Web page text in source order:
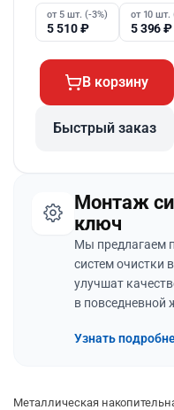
от 5 шт. (-3%)
5 510₽
от 10 шт.
5 396₽
В корзину
Быстрый заказ
Монтаж
ключ
Мы предлагаем
систем очистки
улучшат
в повседневной
Узнать
Металлическая